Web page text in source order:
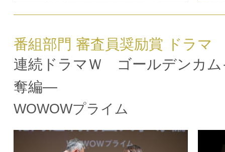
番組部門 審査員奨励賞 ドラマ
連続ドラマＷ ゴールデンカ
奪編―
WOWOWプライム